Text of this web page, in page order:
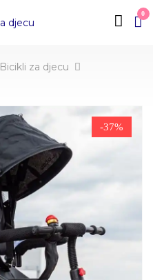
0
Bicikli za djecu
-37%